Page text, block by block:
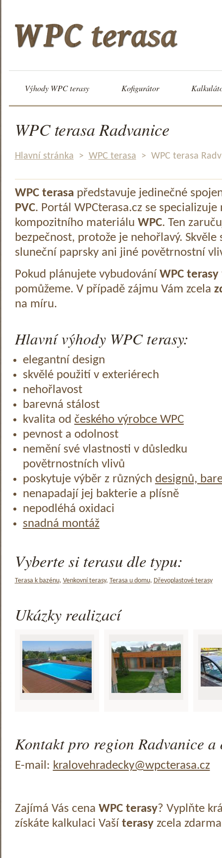
Výhody WPC terasy Kofigurátor
WPC terasa Radvanice
Hlavní stránka > WPC terasa > WPC terasa
WPC terasa představuje jedinečné
PVC. Portál WPCterasa.cz se specializuje
kompozitního materiálu WPC. Ten
bezpečnost, protože je nehořlavý.
sluneční paprsky ani jiné povětrnostní
Pokud plánujete vybudování WPC terasy
pomůžeme. V případě zájmu Vám zcela
na míru.
Hlavní výhody WPC terasy:
elegantní design
skvělé použití v exteriérech
nehořlavost
barevná stálost
kvalita od českého výrobce WPC
pevnost a odolnost
nemění své vlastnosti v důsledku
povětrnostních vlivů
poskytuje výběr z různých designů,
nenapadají jej bakterie a plísně
nepodléhá oxidaci
snadná montáž
Vyberte si terasu dle typu:
Terasa k bazénu, Venkovní terasy, Terasa u domu, Dřevoplastové terasy
Ukázky realizací
Kontakt pro region Radvanice
E-mail: kralovehradecky@wpcterasa.cz
Zajímá Vás cena WPC terasy? Vyplňte
získáte kalkulaci Vaší terasyzcela